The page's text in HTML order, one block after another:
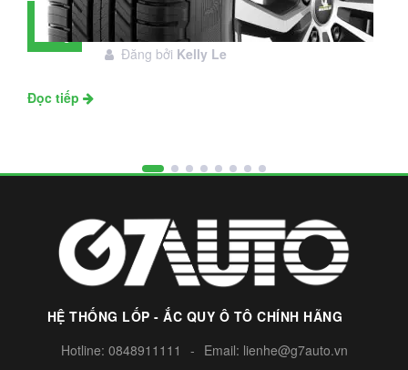
28
Tháng
Đánh giá lốp Michelin Primacy SUV:
Đáng đầu tư không?
Đăng bởi Kelly Le
Đọc tiếp
HỆ THỐNG LỐP - ẮC QUY Ô TÔ CHÍNH HÃNG
Hotline: 0848911111 - Email: lienhe@g7auto.vn